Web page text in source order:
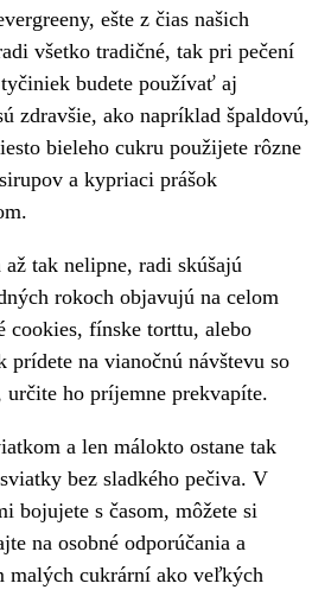
ešte z čias našich
všetko tradičné, tak pri pečení
budete používať aj
zdravšie, ako napríklad špaldovú,
bieleho cukru použijete rôzne
a kypriaci prášok
tak nelipne, radi skúšajú
rokoch objavujú na celom
cookies, fínske torttu, alebo
prídete na vianočnú návštevu so
ho príjemne prekvapíte.
a len málokto ostane tak
bez sladkého pečiva. V
bojujete s časom, môžete si
na osobné odporúčania a
malých cukrární ako veľkých